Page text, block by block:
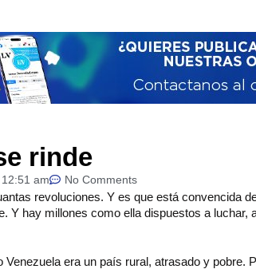
rinde
12:51 am No Comments
revoluciones. Y es que está convencida
Y hay millones como ella dispuestos a luchar,
Venezuela era un país rural, atrasado y pobre.